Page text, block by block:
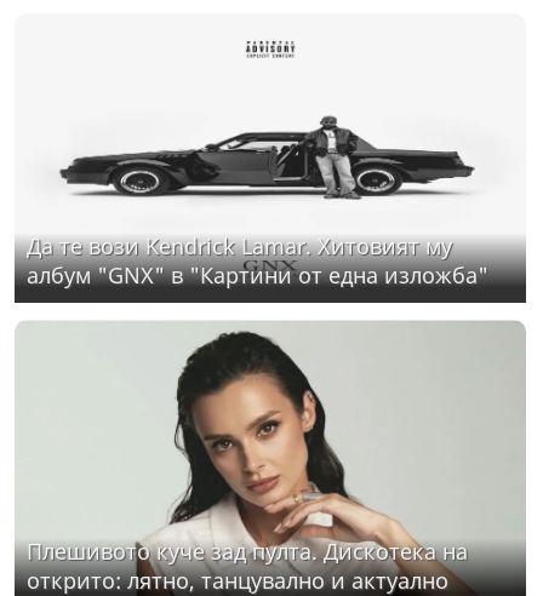
Да те вози Kendrick Lamar. Хитовият му
албум "GNX" в "Картини от една изложба"
Плешивото куче зад пулта. Дискотека на
открито: лятно, танцувално и актуално